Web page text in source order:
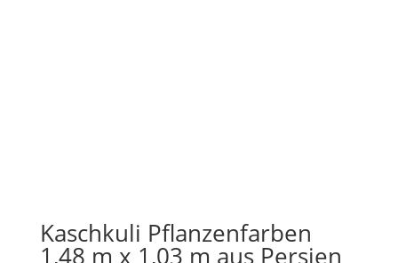
Kaschkuli Pflanzenfarben
1,48 m x 1,03 m aus Persien